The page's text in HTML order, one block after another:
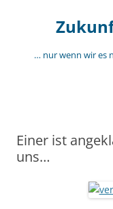
springen
… nur wenn wir es
Einer ist
uns…